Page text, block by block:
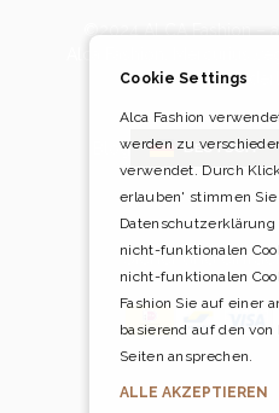
©2024 ALCA Fashion –
Blog DEUTSCH
Sicher und
Cookie Settings
Alca Fashion
werden zu
verwendet. Durch
erlauben' stimmen
nicht-funktionalen
nicht-funktionalen
Fashion Sie auf einer
basierend auf den
Seiten ansprechen.
ALLE AKZEPTIEREN